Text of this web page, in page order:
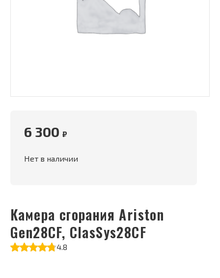
Камера сгорания Ariston
Gen28CF, ClasSys28CF
4.8
6 300 ₽
Нет в наличии